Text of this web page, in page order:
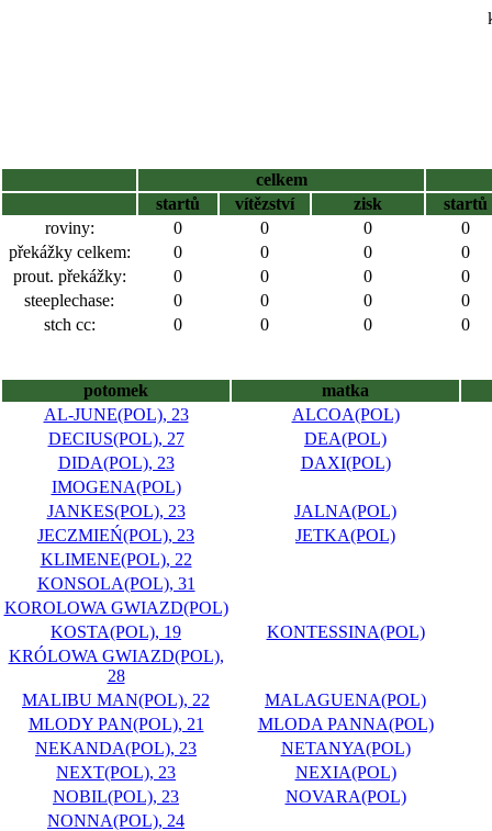
celkem
startů
vítězství zisk
startů
roviny:
0 0 0
0
překážky celkem:
0 0 0
0
prout. překážky:
0 0 0
0
steeplechase:
0 0 0
0
stch cc:
0 0 0 0
potomek
matka
AL-JUNE(POL), 23
ALCOA(POL)
DECIUS(POL), 27
DEA(POL)
DIDA(POL), 23
DAXI(POL)
IMOGENA(POL)
JANKES(POL), 23
JALNA(POL)
JECZMIEŃ(POL), 23
JETKA(POL)
KLIMENE(POL), 22
KONSOLA(POL), 31
KOROLOWA GWIAZD(POL)
KOSTA(POL), 19
KONTESSINA(POL)
KRÓLOWA GWIAZD(POL),
28
MALIBU MAN(POL), 22
MALAGUENA(POL)
MLODY PAN(POL), 21
MLODA PANNA(POL)
NEKANDA(POL), 23
NETANYA(POL)
NEXT(POL), 23
NEXIA(POL)
NOBIL(POL), 23
NOVARA(POL)
NONNA(POL), 24